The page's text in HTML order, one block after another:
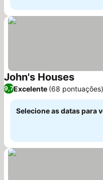
John's Houses
9,7Excelente (68 pontuações)
Selecione as datas para